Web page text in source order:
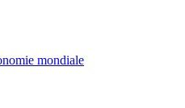
mondiale